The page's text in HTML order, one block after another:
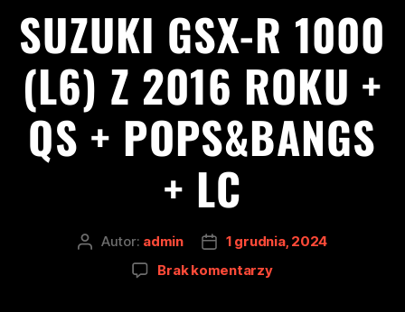
SUZUKI GSX-R 1000
(L6) Z 2016 ROKU +
QS + POPS&BANGS
+ LC
Autor: admin
1 grudnia, 2024
Brak komentarzy